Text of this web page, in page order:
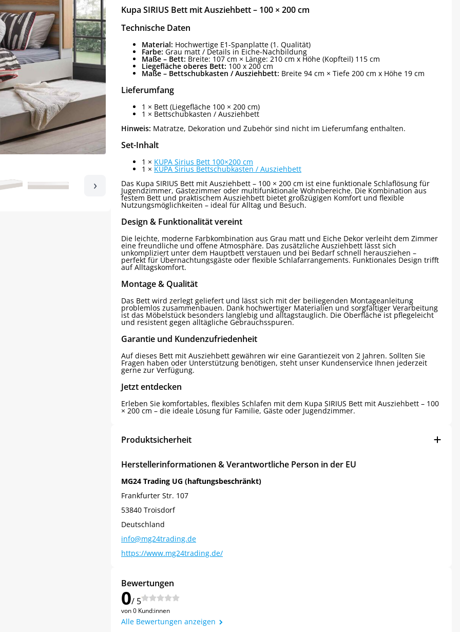
›
Kupa SIRIUS Bett mit Ausziehbett – 100 × 200 cm
Technische Daten
Material: Hochwertige E1-Spanplatte (1. Qualität)
Farbe: Grau matt / Details in Eiche-Nachbildung
Maße – Bett: Breite: 107 cm × Länge: 210 cm x Höhe (Kopfteil) 115 cm
Liegefläche oberes Bett: 100 x 200 cm
Maße – Bettschubkasten / Ausziehbett: Breite 94 cm × Tiefe 200 cm x Höhe 19 cm
Lieferumfang
1 × Bett (Liegefläche 100 × 200 cm)
1 × Bettschubkasten / Ausziehbett
Hinweis: Matratze, Dekoration und Zubehör sind nicht im Lieferumfang enthalten.
Set-Inhalt
1 × KUPA Sirius Bett 100×200 cm
1 × KUPA Sirius Bettschubkasten / Ausziehbett
Das Kupa SIRIUS Bett mit Ausziehbett – 100 × 200 cm ist eine funktionale Schlaflösung für
Jugendzimmer, Gästezimmer oder multifunktionale Wohnbereiche. Die Kombination aus
festem Bett und praktischem Ausziehbett bietet großzügigen Komfort und flexible
Nutzungsmöglichkeiten – ideal für Alltag und Besuch.
Design & Funktionalität vereint
Die leichte, moderne Farbkombination aus Grau matt und Eiche Dekor verleiht dem Zimmer
eine freundliche und offene Atmosphäre. Das zusätzliche Ausziehbett lässt sich
unkompliziert unter dem Hauptbett verstauen und bei Bedarf schnell herausziehen –
perfekt für Übernachtungsgäste oder flexible Schlafarrangements. Funktionales Design trifft
auf Alltagskomfort.
Montage & Qualität
Das Bett wird zerlegt geliefert und lässt sich mit der beiliegenden Montageanleitung
problemlos zusammenbauen. Dank hochwertiger Materialien und sorgfältiger Verarbeitung
ist das Möbelstück besonders langlebig und alltagstauglich. Die Oberfläche ist pflegeleicht
und resistent gegen alltägliche Gebrauchsspuren.
Garantie und Kundenzufriedenheit
Auf dieses Bett mit Ausziehbett gewähren wir eine Garantiezeit von 2 Jahren. Sollten Sie
Fragen haben oder Unterstützung benötigen, steht unser Kundenservice Ihnen jederzeit
gerne zur Verfügung.
Jetzt entdecken
Erleben Sie komfortables, flexibles Schlafen mit dem Kupa SIRIUS Bett mit Ausziehbett – 100
× 200 cm – die ideale Lösung für Familie, Gäste oder Jugendzimmer.
Produktsicherheit
Herstellerinformationen & Verantwortliche Person in der EU
MG24 Trading UG (haftungsbeschränkt)
Frankfurter Str. 107
53840 Troisdorf
Deutschland
info@mg24trading.de
https://www.mg24trading.de/
Bewertungen
0/ 5
von 0 Kund:innen
Alle Bewertungen anzeigen